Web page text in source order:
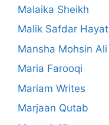
Malaika Sheikh
Malik Safdar Hayat
Mansha Mohsin Ali
Maria Farooqi
Mariam Writes
Marjaan Qutab